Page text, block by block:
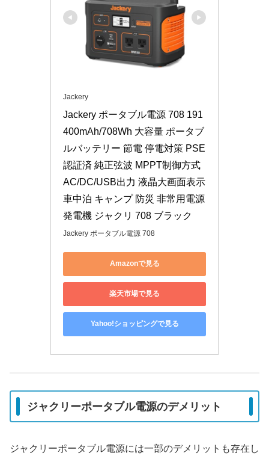
Jackery
Jackery ポータブル電源 708 191
400mAh/708Wh 大容量 ポータブ
ルバッテリー 節電 停電対策 PSE
認証済 純正弦波 MPPT制御方式
AC/DC/USB出力 液晶大画面表示
車中泊 キャンプ 防災 非常用電源
発電機 ジャクリ 708 ブラック
Jackery ポータブル電源 708
Amazonで見る
楽天市場で見る
Yahoo!ショッピングで見る
ジャクリーポータブル電源のデメリット
ジャクリーポータブル電源には一部のデメリットも存在し